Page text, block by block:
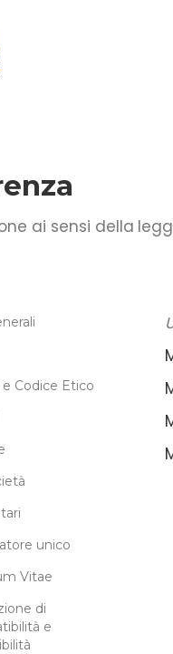
ai sensi della
e Codice Etico
unico
Vitae
di
e